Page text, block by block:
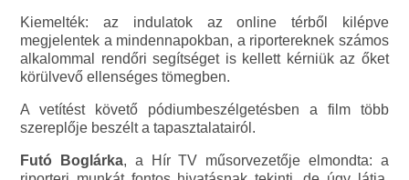
Kiemelték: az indulatok az online térből kilépve
megjelentek a mindennapokban, a riportereknek számos
alkalommal rendőri segítséget is kellett kérniük az őket
körülvevő ellenséges tömegben.
A vetítést követő pódiumbeszélgetésben a film több
szereplője beszélt a tapasztalatairól.
Futó Boglárka, a Hír TV műsorvezetője elmondta: a